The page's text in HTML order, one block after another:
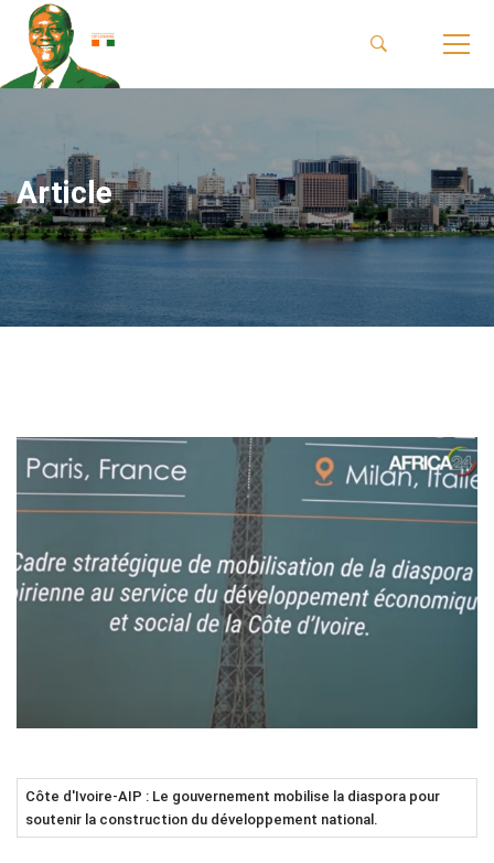
Article
Côte d'Ivoire-AIP : Le gouvernement mobilise la diaspora pour
soutenir la construction du développement national.